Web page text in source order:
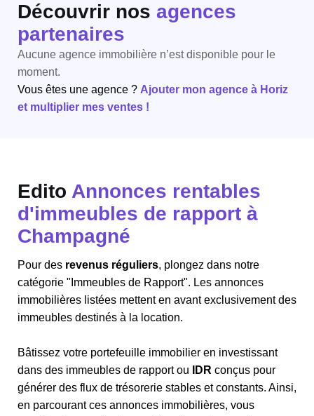
Découvrir nos agences
partenaires
Aucune agence immobilière n’est disponible pour le
moment.
Vous êtes une agence ? Ajouter mon agence à Horiz
et multiplier mes ventes !
Edito Annonces rentables
d'immeubles de rapport à
Champagné
Pour des revenus réguliers, plongez dans notre
catégorie "Immeubles de Rapport". Les annonces
immobilières listées mettent en avant exclusivement des
immeubles destinés à la location.
Bâtissez votre portefeuille immobilier en investissant
dans des immeubles de rapport ou
IDR conçus pour
générer des flux de trésorerie stables et constants. Ainsi,
en parcourant ces annonces immobilières, vous